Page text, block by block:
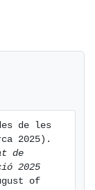
de les
de
2025
of